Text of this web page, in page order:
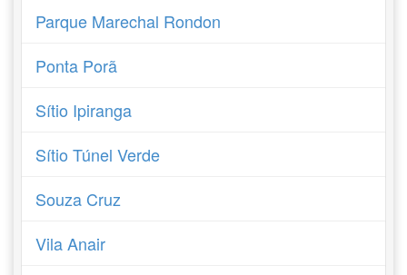
Parque Marechal Rondon
Ponta Porã
Sítio Ipiranga
Sítio Túnel Verde
Souza Cruz
Vila Anair